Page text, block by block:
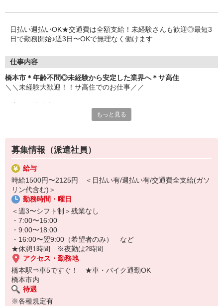
日払い週払いOK★交通費は全額支給！未経験さんも歓迎◎最短3
日で勤務開始♪週3日〜OKで無理なく働けます
仕事内容
橋本市＊年齢不問◎未経験から安定した業界へ＊サ高住
＼＼未経験大歓迎！！サ高住でのお仕事／／
・生活相談やお話の相手 など
元コンビニ店員・アパレル販売・ホテルのフロントスタッフなど、
安定の医療福祉業界で働きたくて転職し、接客経験を活かして活躍
中のスタッフ多数。
お元気な入居者様が多く、スケジュールにもゆとりがあるため、バ
タバタせずに自分のペースで落ち着いて働けます♪
「安定した業界で長く働きたい」
「人と関わる仕事をしたい」
そんな方におすすめです！
ぜひ、お気軽にご応募ください♪
もっと見る
募集情報（派遣社員）
給与
時給1500円〜2125円 ＜日払い有/週払い有/交通費全支給(ガソ
リン代含む)＞
勤務時間・曜日
＜週3〜シフト制＞残業なし
・7:00〜16:00
・9:00〜18:00
・16:00〜翌9:00（希望者のみ） など
★休憩1時間 ※夜勤は2時間
アクセス・勤務地
橋本駅⇒車5ですぐ！ ★車・バイク通勤OK
橋本市内
待遇
※各種規定有